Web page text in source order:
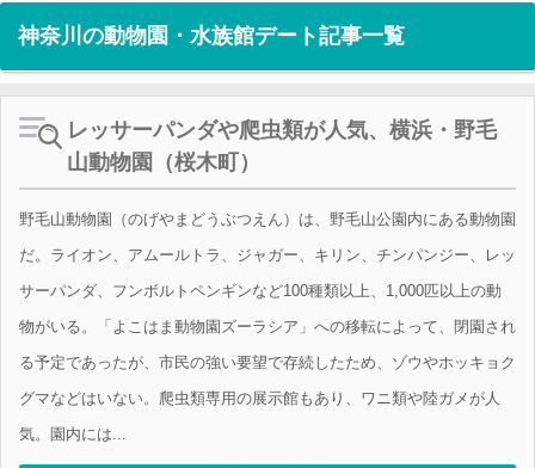
神奈川の動物園・水族館デート記事一覧
レッサーパンダや爬虫類が人気、横浜・野毛
山動物園（桜木町）
野毛山動物園（のげやまどうぶつえん）は、野毛山公園内にある動物園
だ。ライオン、アムールトラ、ジャガー、キリン、チンパンジー、レッ
サーパンダ、フンボルトペンギンなど100種類以上、1,000匹以上の動
物がいる。「よこはま動物園ズーラシア」への移転によって、閉園され
る予定であったが、市民の強い要望で存続したため、ゾウやホッキョク
グマなどはいない。爬虫類専用の展示館もあり、ワニ類や陸ガメが人
気。園内には...